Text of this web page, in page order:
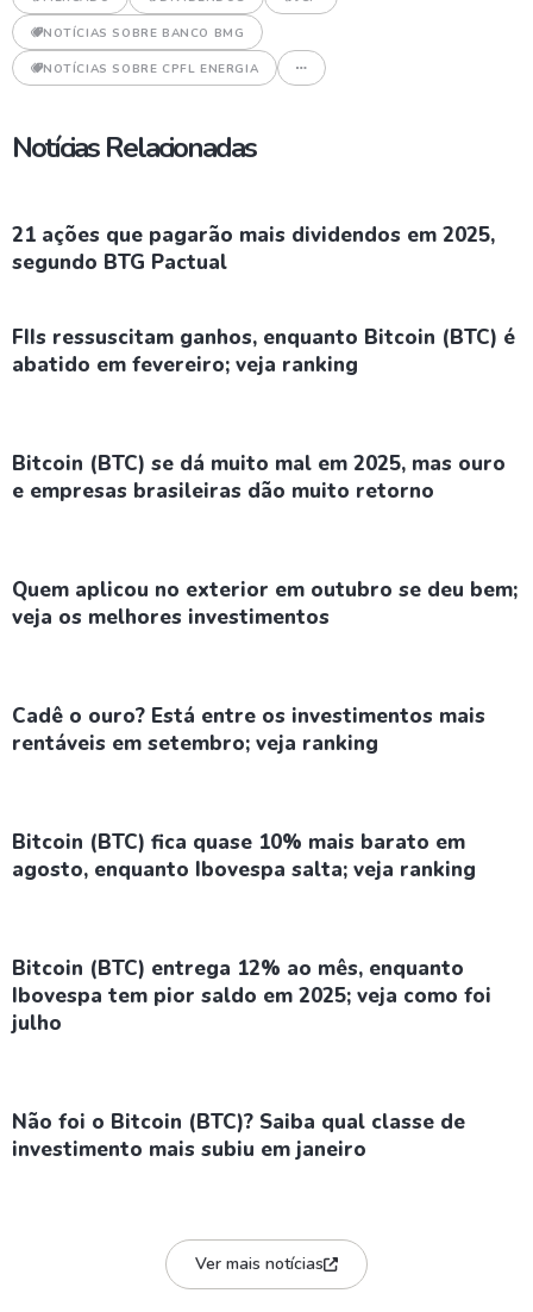
NOTÍCIAS SOBRE BANCO BMG
NOTÍCIAS SOBRE CPFL ENERGIA
Notícias Relacionadas
21 ações que pagarão mais dividendos em 2025,
segundo BTG Pactual
FIIs ressuscitam ganhos, enquanto Bitcoin (BTC) é
abatido em fevereiro; veja ranking
Bitcoin (BTC) se dá muito mal em 2025, mas ouro
e empresas brasileiras dão muito retorno
Quem aplicou no exterior em outubro se deu bem;
veja os melhores investimentos
Cadê o ouro? Está entre os investimentos mais
rentáveis em setembro; veja ranking
Bitcoin (BTC) fica quase 10% mais barato em
agosto, enquanto Ibovespa salta; veja ranking
Bitcoin (BTC) entrega 12% ao mês, enquanto
Ibovespa tem pior saldo em 2025; veja como foi
julho
Não foi o Bitcoin (BTC)? Saiba qual classe de
investimento mais subiu em janeiro
Ver mais notícias